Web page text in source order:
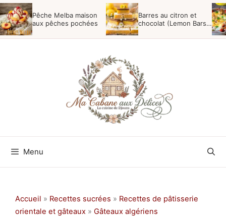
Aller
au
contenu
Pêche Melba maison
aux pêches pochées
Barres au citron et
chocolat (Lemon Bars
Menu
Accueil » Recettes sucrées » Recettes de pâtisserie
orientale et gâteaux » Gâteaux algériens